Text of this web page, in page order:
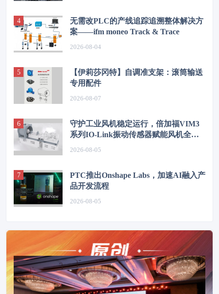
无需改PLC的产线追踪追溯整体解决方
案——ifm moneo Track & Trace
2026-08-04
【伊莉莎冈特】自调准支架：滚筒输送
专用配件
2026-08-07
守护工业风机稳定运行，倍加福VIM3
系列IO-Link振动传感器赋能风机全时
2026-08-05
PTC推出Onshape Labs，加速AI融入产
品开发流程
2026-08-05